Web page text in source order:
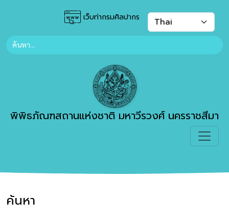
เว็บท่ากรมศิลปากร
พิพิธภัณฑสถานแห่งชาติ มหาวีรวงศ์ นครราชสีมา
ค้นหา